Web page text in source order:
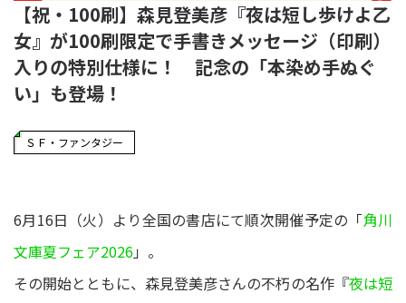
【祝・100刷】森見登美彦『夜は短し歩けよ乙
女』が100刷限定で手書きメッセージ（印刷）
入りの特別仕様に！ 記念の「本染め手ぬぐ
い」も登場！
ＳＦ・ファンタジー
6月16日（火）より全国の書店にて順次開催予定の「角川
文庫夏フェア2026」。
その開始とともに、森見登美彦さんの不朽の名作『夜は短